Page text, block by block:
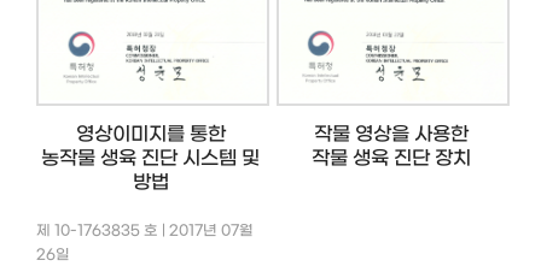
영상이미지를 통한
농작물 생육 진단 시스템 및
방법
작물 영상을 사용한
작물 생육 진단 장치
제 10-1763835 호 | 2017년 07월
26일